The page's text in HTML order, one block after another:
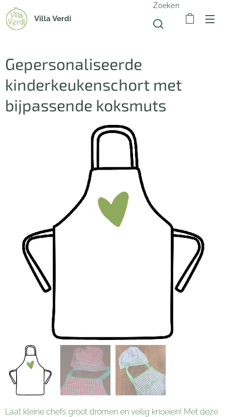
Villa Verdi
Zoeken
Gepersonaliseerde
kinderkeukenschort met
bijpassende koksmuts
Laat kleine chefs groot dromen en veilig knoeien! Met deze